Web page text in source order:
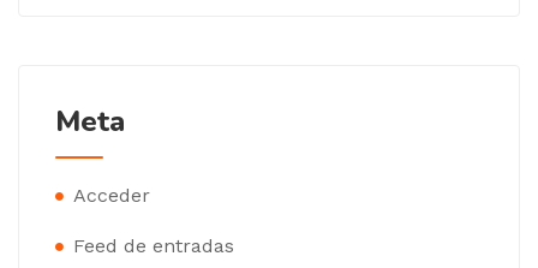
Meta
Acceder
Feed de entradas